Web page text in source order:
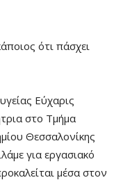
ότι πάσχει
Εύχαρις
στο Τμήμα
Θεσσαλονίκης
για εργασιακό
μέσα στον